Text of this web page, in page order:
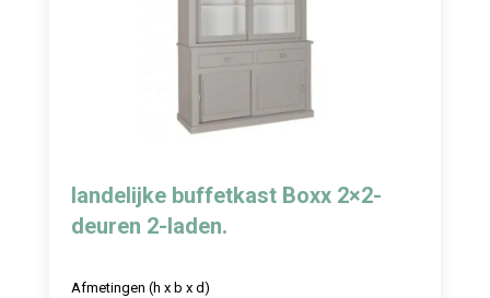
landelijke buffetkast Boxx 2×2-
deuren 2-laden.
Afmetingen (h x b x d)